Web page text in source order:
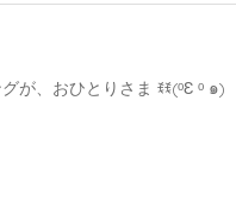
が、おひとりさま ꉂꉂ(ᵒƐ ᵒ ๑)